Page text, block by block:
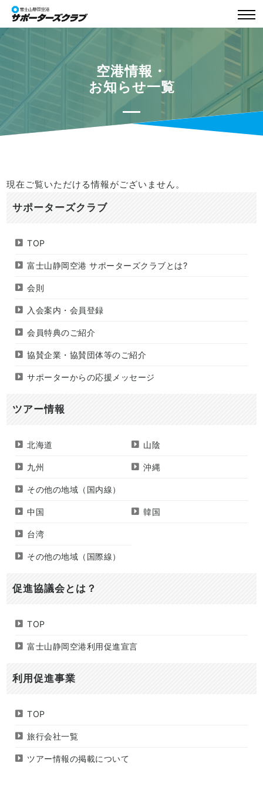
空港情報・
お知らせ一覧
現在ご覧いただける情報がございません。
サポーターズクラブ
TOP
富士山静岡空港 サポーターズクラブとは?
会則
入会案内・会員登録
会員特典のご紹介
協賛企業・協賛団体等のご紹介
サポーターからの応援メッセージ
ツアー情報
北海道 山陰
九州 沖縄
その他の地域（国内線）
中国 韓国
台湾
その他の地域（国際線）
促進協議会とは？
TOP
富士山静岡空港利用促進宣言
利用促進事業
TOP
旅行会社一覧
ツアー情報の掲載について